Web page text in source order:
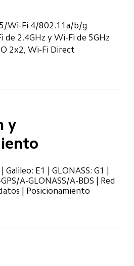
Wi-Fi 4/802.11a/b/g
de 2.4GHz y Wi-Fi de 5GHz
2x2, Wi-Fi Direct
y
Galileo: E1 | GLONASS: G1 |
A-GLONASS/A-BDS | Red
| Posicionamiento